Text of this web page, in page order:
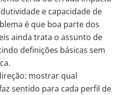
e capacidade de
é que boa parte dos
ainda trata o assunto de
definições básicas sem
mostrar qual
sentido para cada perfil de